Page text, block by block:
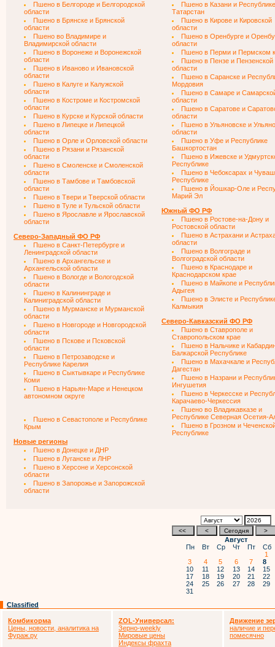
Пшено в Белгороде и Белгородской
области
Пшено в Брянске и Брянской
области
Пшено во Владимире и
Владимирской области
Пшено в Воронеже и Воронежской
области
Пшено в Иваново и Ивановской
области
Пшено в Калуге и Калужской
области
Пшено в Костроме и Костромской
области
Пшено в Курске и Курской области
Пшено в Липецке и Липецкой
области
Пшено в Орле и Орловской области
Пшено в Рязани и Рязанской
области
Пшено в Смоленске и Смоленской
области
Пшено в Тамбове и Тамбовской
области
Пшено в Твери и Тверской области
Пшено в Туле и Тульской области
Пшено в Ярославле и Ярославской
области
Северо-Западный ФО РФ
Пшено в Санкт-Петербурге и
Ленинградской области
Пшено в Архангельске и
Архангельской области
Пшено в Вологде и Вологодской
области
Пшено в Калининграде и
Калиниградской области
Пшено в Мурманске и Мурманской
области
Пшено в Новгороде и Новгородской
области
Пшено в Пскове и Псковской
области
Пшено в Петрозаводске и
Республике Карелия
Пшено в Сыктывкаре и Республике
Коми
Пшено в Нарьян-Маре и Ненецком
автономном округе
Пшено в Севастополе и Республике
Крым
Новые регионы
Пшено в Донецке и ДНР
Пшено в Луганске и ЛНР
Пшено в Херсоне и Херсонской
области
Пшено в Запорожье и Запорожской
области
Пшено в Казани и Республике
Татарстан
Пшено в Кирове и Кировской
области
Пшено в Оренбурге и
области
Пшено в Перми и Пермском
Пшено в Пензе и Пензенской
области
Пшено в Саранске и
Мордовия
Пшено в Самаре и
области
Пшено в Саратове и
области
Пшено в Ульяновске и
области
Пшено в Уфе и Республике
Башкортостан
Пшено в Ижевске и
Республике
Пшено в Чебоксарах и
Республике
Пшено в Йошкар-Оле и
Марий Эл
Южный ФО РФ
Пшено в Ростове-на-Дону и
Ростовской области
Пшено в Астрахани и
области
Пшено в Волгограде и
Волгоградской области
Пшено в Краснодаре и
Краснодарском крае
Пшено в Майкопе и
Адыгея
Пшено в Элисте и
Калмыкия
Северо-Кавказский ФО РФ
Пшено в Ставрополе и
Ставропольском крае
Пшено в Нальчике и
Балкарской Республике
Пшено в Махачкале и
Дагестан
Пшено в Назрани и
Ингушетия
Пшено в Черкесске и
Карачаево-Черкессия
Пшено во Владикавказе и
Республике Северная Осетия-
Пшено в Грозном и
Республике
Август
Пн
Вт Ср Чт Пт Сб
1
3
4 5 6 7 8
10
11 12 13 14 15
17
18 19 20 21 22
24
25 26 27 28 29
31
Classified
Комбикорма
Цены, новости, аналитика на
Фураж.ру
ZOL-Универсал:
Зерно-weekly
Мировые цены
Индексы фрахта
Движение
наличие и
помесячно